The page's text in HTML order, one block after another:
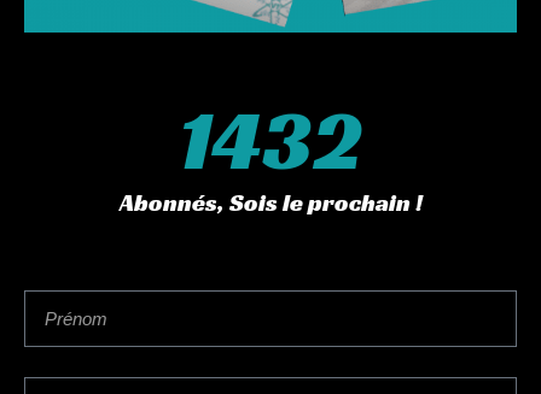
Abonnés, Sois le prochain !
1432